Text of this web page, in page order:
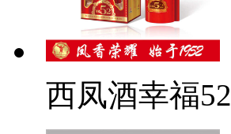
西凤酒幸福52